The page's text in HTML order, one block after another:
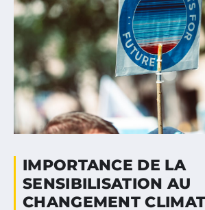
IMPORTANCE DE LA
SENSIBILISATION AU
CHANGEMENT